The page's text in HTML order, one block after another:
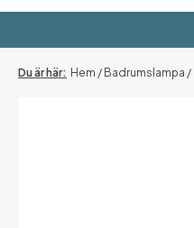
Hem / Badrumslampa /